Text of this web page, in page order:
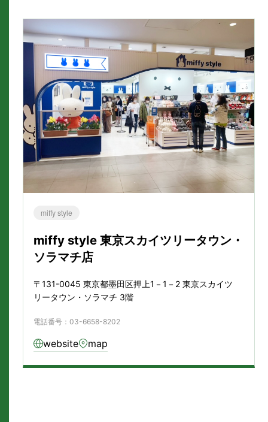
miffy style
miffy style 東京スカイツリータウン・
ソラマチ店
〒131-0045 東京都墨田区押上1－1－2 東京スカイツ
リータウン・ソラマチ 3階
電話番号：03-6658-8202
website map